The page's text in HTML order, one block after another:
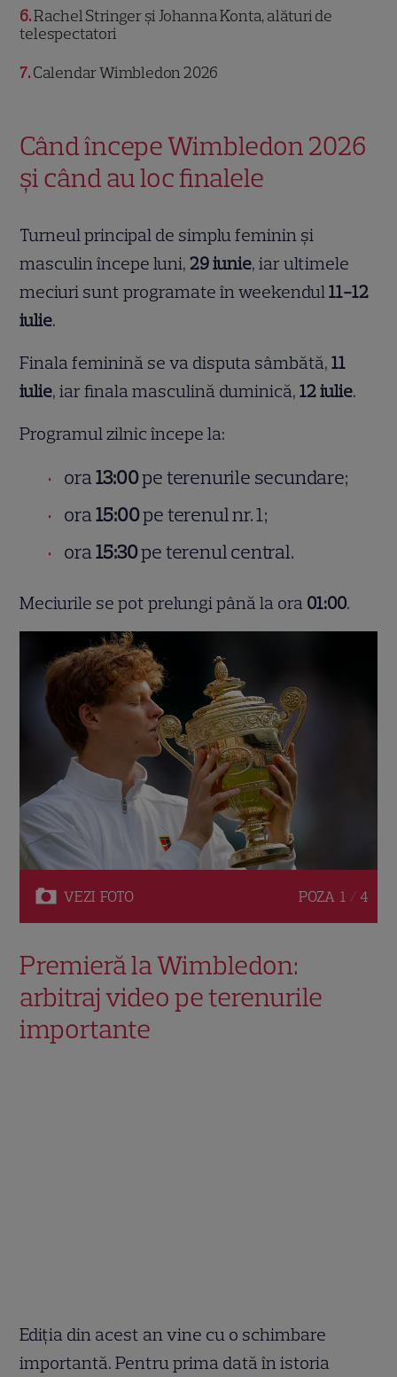
6 Rachel Stringer și Johanna Konta, alături de
telespectatori
7 Calendar Wimbledon 2026
Când începe Wimbledon 2026
și când au loc finalele
Turneul principal de simplu feminin și
masculin începe luni, 29 iunie, iar ultimele
meciuri sunt programate în weekendul11-12
iulie.
Finala feminină se va disputa sâmbătă,11
iulie, iar finala masculină duminică,12 iulie.
Programul zilnic începe la:
ora13:00pe terenurile secundare;
ora15:00pe terenul nr. 1;
ora15:30pe terenul central.
Meciurile se pot prelungi până la ora 01:00.
VEZI FOTO POZA 1 / 4
Premieră la Wimbledon:
arbitraj video pe terenurile
importante
Ediția din acest an vine cu o schimbare
importantă. Pentru prima dată în istoria